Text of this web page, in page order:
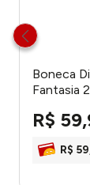
Boneca
Fantasia
R$ 59,
R$ 59